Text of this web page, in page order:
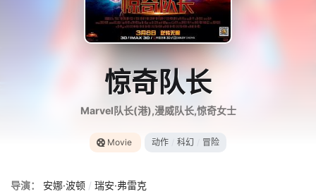
惊奇队长
Marvel队长(港),漫威队长,惊奇女士
Movie 动作 科幻 冒险
导演： 安娜·波顿 / 瑞安·弗雷克